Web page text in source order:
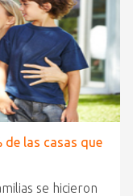
de las casas que
se hicieron